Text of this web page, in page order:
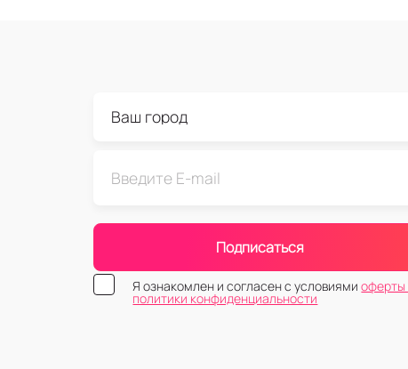
Подписаться
Я ознакомлен и согласен с условиямиоферты
политики конфиденциальности